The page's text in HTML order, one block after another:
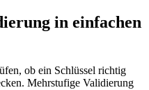
in einfachen
ob ein Schlüssel richtig
Mehrstufige Validierung